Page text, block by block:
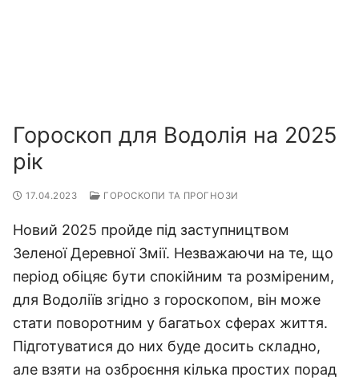
Гороскоп для Водолія на 2025
рік
17.04.2023 ГОРОСКОПИ ТА ПРОГНОЗИ
Новий 2025 пройде під заступництвом
Зеленої Деревної Змії. Незважаючи на те, що
період обіцяє бути спокійним та розміреним,
для Водоліїв згідно з гороскопом, він може
стати поворотним у багатьох сферах життя.
Підготуватися до них буде досить складно,
але взяти на озброєння кілька простих порад